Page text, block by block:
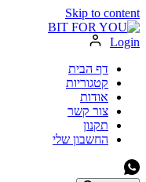
Skip to content
Login
דף הבית
קטגוריות
אודות
צור קשר
תקנון
החשבון שלי